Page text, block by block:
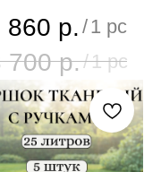
860 р. /1 pc
700 р./1 pc